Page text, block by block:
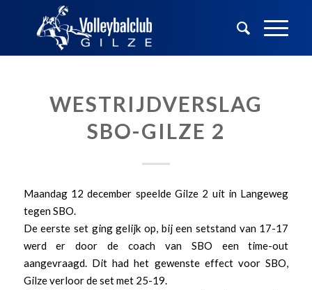
WESTRIJDVERSLAG
SBO-GILZE 2
Maandag 12 december speelde Gilze 2 uit in Langeweg
tegen SBO.
De eerste set ging gelijk op, bij een setstand van 17-17
werd er door de coach van SBO een time-out
aangevraagd. Dit had het gewenste effect voor SBO,
Gilze verloor de set met 25-19.